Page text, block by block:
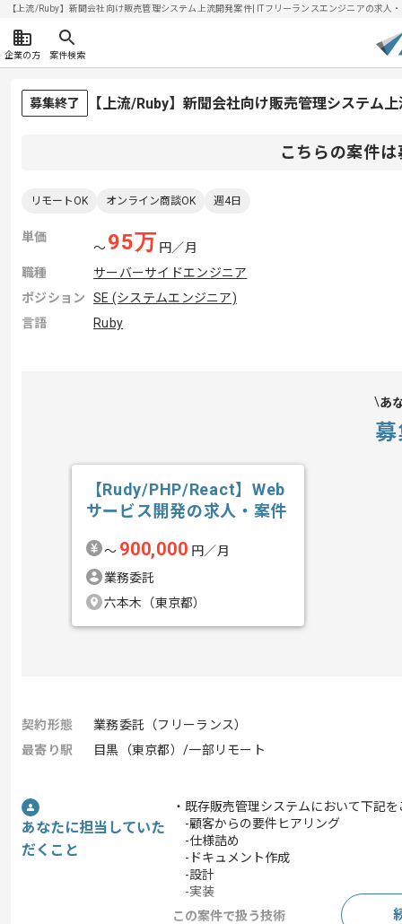
【上流/Ruby】新聞会社向け販売管理システム上流開発案件| ITフリーランスエンジニアの求
企業の方 案件検索
募集終了 【上流/Ruby】新聞会社向け販売管理システム
こちらの案件
リモートOK オンライン商談OK 週4日
単価
〜95万 円／月
職種
サーバーサイドエンジニア
ポジション
SE (システムエンジニア)
言語
Ruby
あ
【Rudy/PHP/React】Web
サービス開発の求人・案件
〜 900,000 円／月
業務委託
六本木（東京都）
契約形態
業務委託（フリーランス）
最寄り駅
目黒（東京都）/一部リモート
あなたに担当していた
だくこと
・既存販売管理システムにおいて下記
-顧客からの要件ヒアリング
-仕様詰め
-ドキュメント作成
-設計
-実装
この案件で扱う技術